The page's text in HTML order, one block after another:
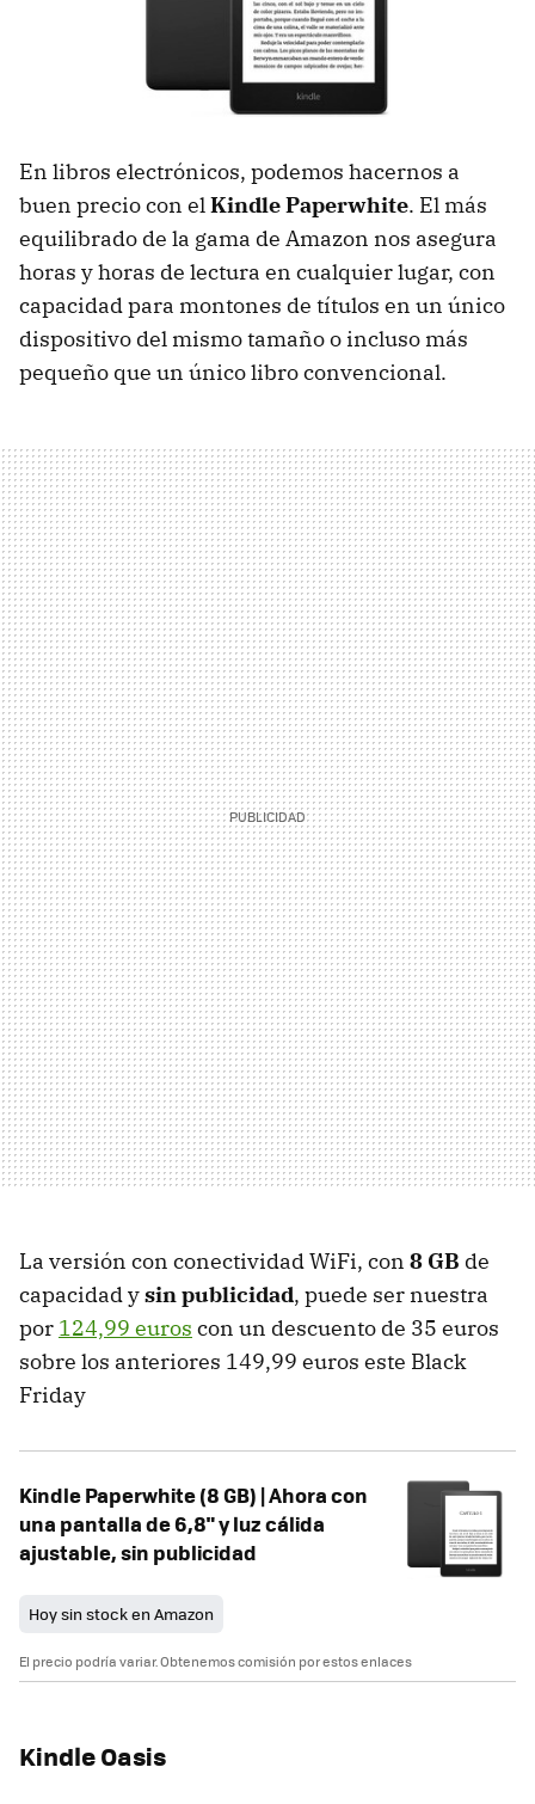
En libros electrónicos, podemos hacernos a
buen precio con elKindle Paperwhite. El más
equilibrado de la gama de Amazon nos asegura
horas y horas de lectura en cualquier lugar, con
capacidad para montones de títulos en un único
dispositivo del mismo tamaño o incluso más
pequeño que un único libro convencional.
La versión con conectividad WiFi, con 8 GB de
capacidad ysin publicidad, puede ser nuestra
por 124,99 euros con un descuento de 35 euros
sobre los anteriores 149,99 euros este Black
Friday
Kindle Paperwhite (8 GB) | Ahora con
una pantalla de 6,8" y luz cálida
ajustable, sin publicidad
Hoy sin stock en Amazon
El precio podría variar. Obtenemos comisión por estos enlaces
Kindle Oasis